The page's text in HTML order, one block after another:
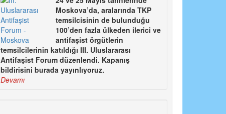
Moskova’da, aralarında TKP
temsilcisinin de bulunduğu
100’den fazla ülkeden ilerici ve
antifaşist örgütlerin
temsilcilerinin katıldığı III. Uluslararası
Antifaşist Forum düzenlendi. Kapanış
bildirisini burada yayınlıyoruz.
Devamı